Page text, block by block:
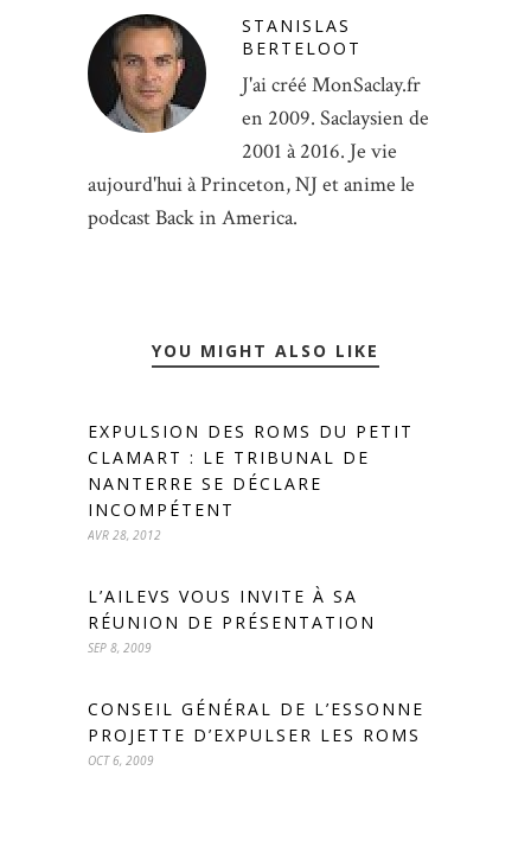
STANISLAS
BERTELOOT
J'ai créé MonSaclay.fr
en 2009. Saclaysien de
2001 à 2016. Je vie
aujourd'hui à Princeton, NJ et anime le
podcast Back in America.
YOU MIGHT ALSO LIKE
EXPULSION DES ROMS DU PETIT
CLAMART : LE TRIBUNAL DE
NANTERRE SE DÉCLARE
INCOMPÉTENT
AVR 28, 2012
L’AILEVS VOUS INVITE À SA
RÉUNION DE PRÉSENTATION
SEP 8, 2009
CONSEIL GÉNÉRAL DE L’ESSONNE
PROJETTE D’EXPULSER LES ROMS
OCT 6, 2009